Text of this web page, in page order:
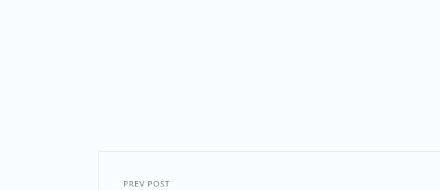
PREV POST